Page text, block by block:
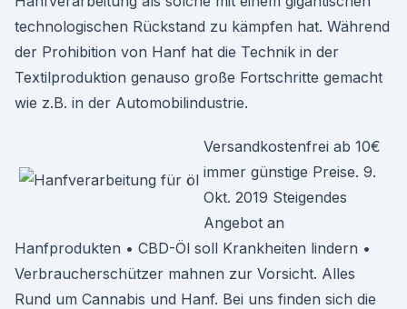
technologischen Rückstand zu kämpfen hat. Während
der Prohibition von Hanf hat die Technik in der
Textilproduktion genauso große Fortschritte gemacht
wie z.B. in der Automobilindustrie.
Versandkostenfrei ab 10€
immer günstige Preise. 9.
Okt. 2019 Steigendes
Angebot an
Hanfprodukten • CBD-Öl soll Krankheiten lindern •
Verbraucherschützer mahnen zur Vorsicht. Alles
Rund um Cannabis und Hanf. Bei uns finden sich die